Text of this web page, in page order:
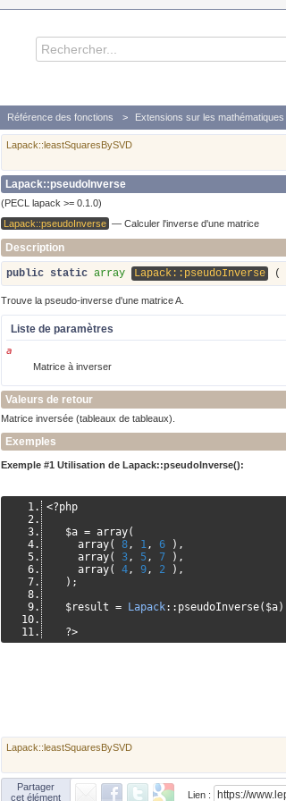
Référence des fonctions Extensions sur les mathématiques
Lapack::leastSquaresBySVD
Lapack::pseudoInverse
(PECL lapack >= 0.1.0)
Lapack::pseudoInverse — Calculer l'inverse d'une matrice
Description
public static array Lapack::pseudoInverse (
Trouve la pseudo-inverse d'une matrice A.
Liste de paramètres
a
Matrice à inverser
Valeurs de retour
Matrice inversée (tableaux de tableaux).
Exemples
Exemple #1 Utilisation de Lapack::pseudoInverse():
<?php
   $a
= array(
	   array
( 8, 1, 6
),
	   array
( 3, 5, 7
),
	   array
( 4, 9, 2
),
);
   $result
= Lapack:: pseudoInverse( $a
?>
Lapack::leastSquaresBySVD
Partager
cet élément
Lien :